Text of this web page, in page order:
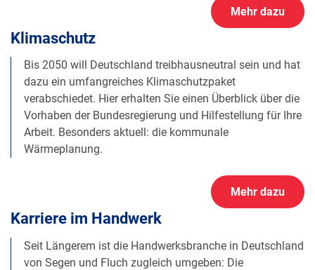
Mehr dazu
Klimaschutz
Bis 2050 will Deutschland treibhausneutral sein und hat
dazu ein umfangreiches Klimaschutzpaket
verabschiedet. Hier erhalten Sie einen Überblick über die
Vorhaben der Bundesregierung und Hilfestellung für Ihre
Arbeit. Besonders aktuell: die kommunale
Wärmeplanung.
Mehr dazu
Karriere im Handwerk
Seit Längerem ist die Handwerksbranche in Deutschland
von Segen und Fluch zugleich umgeben: Die